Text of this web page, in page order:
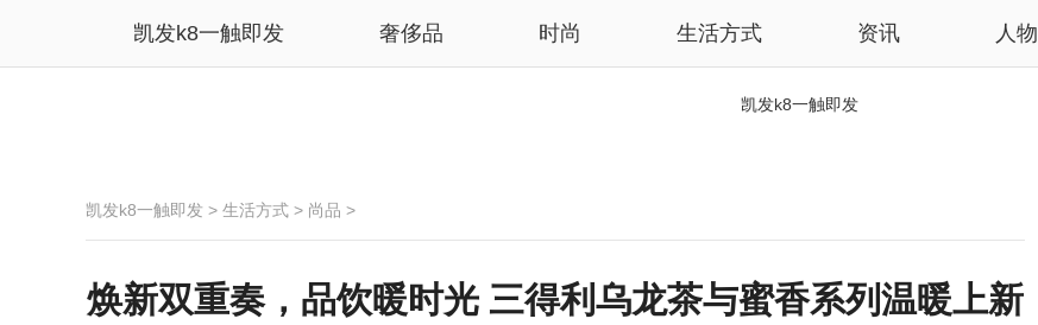
凯发k8一触即发 奢侈品 时尚 生活方式 资讯 人物
凯发k8一触即发
凯发k8一触即发 > 生活方式 > 尚品 >
焕新双重奏，品饮暖时光 三得利乌龙茶与蜜香系列温暖上新